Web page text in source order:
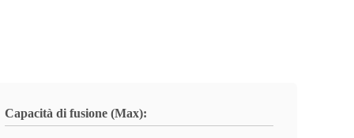
Capacità di fusione (Max):